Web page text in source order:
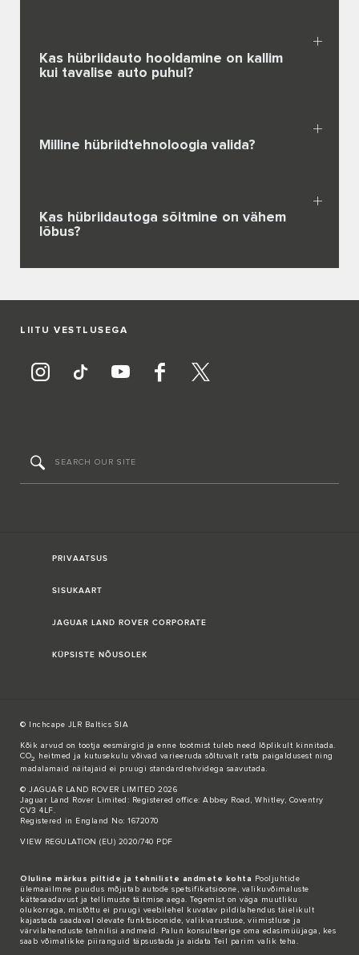
Kas hübriidauto hooldamine on kallim
kui tavalise auto puhul?
Milline hübriidtehnoloogia valida?
Kas hübriidautoga sõitmine on vähem
lõbus?
LIITU VESTLUSEGA
PRIVAATSUS
SISUKAART
JAGUAR LAND ROVER CORPORATE
KÜPSISTE NÕUSOLEK
© Inchcape JLR Baltics SIA
Kõik arvud on tootja eesmärgid ja enne tootmist tuleb need lõplikult kinnitada.
CO2
heitmed ja kutusekulu võivad varieeruda sõltuvalt ratta paigaldusest ning
madalamaid näitajaid ei pruugi standardrehvidega saavutada.
© JAGUAR LAND ROVER LIMITED 2026
Jaguar Land Rover Limited: Registered office: Abbey Road, Whitley, Coventry
CV3 4LF.
Registered in England No: 1672070
VIEW REGULATION (EU) 2020/740 PDF
Oluline märkus piltide ja tehniliste andmete kohta Pooljuhtide
ülemaailmne puudus mõjutab autode spetsifikatsioone, valikuvõimaluste
kättesaadavust ja tellimuste täitmise aega. Tegemist on väga muutliku
olukorraga, mistõttu ei pruugi veebilehel kuvatav pildilahendus täielikult
kajastada saadaval olevate funktsioonide, valikvarustuse, viimistluse ja
värvilahenduste tehnilisi andmeid. Palun konsulteerige oma edasimüüjaga, kes
saab võimalikke piiranguid täpsustada ja aidata Teil parim valik teha.